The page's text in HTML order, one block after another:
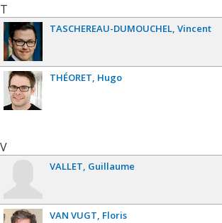
T
TASCHEREAU-DUMOUCHEL Vincent
THÉORET Hugo
V
VALLET Guillaume
VAN VUGT Floris